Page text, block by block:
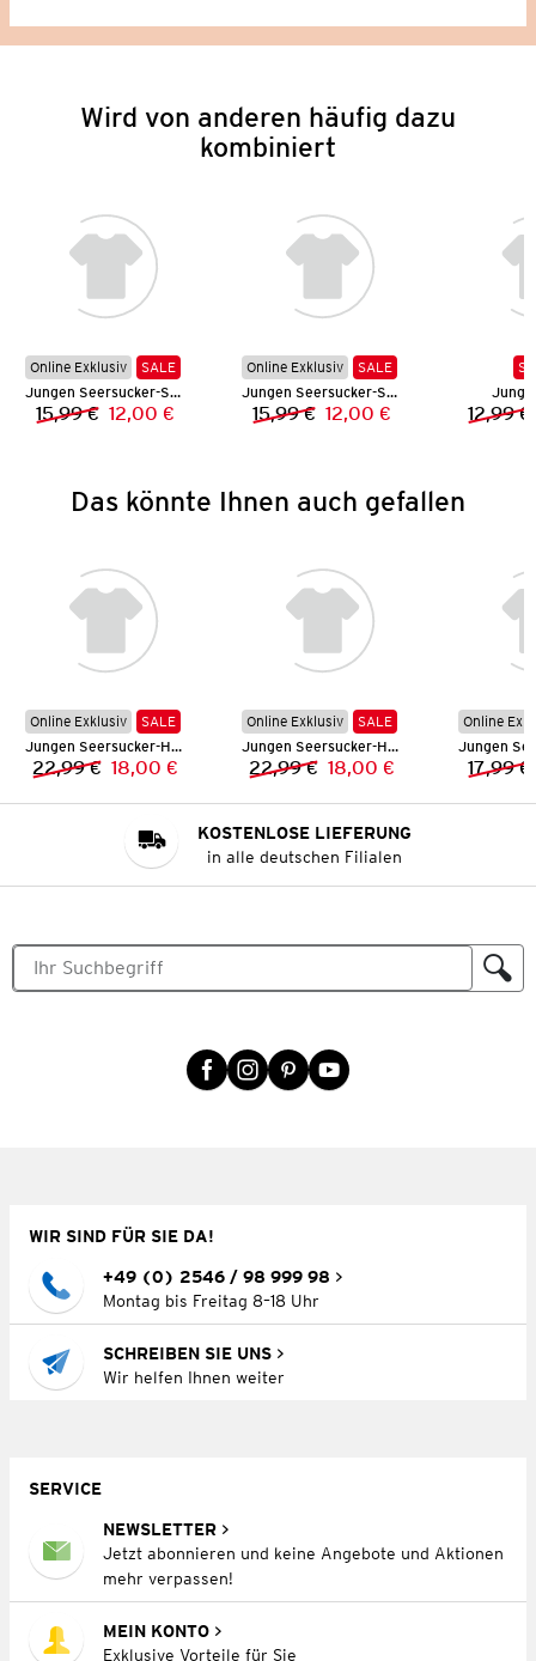
Wird von anderen häufig dazu
kombiniert
Online Exklusiv
SALE
Jungen Seersucker-Shorts
Vorheriger Preis:
15,99 € Neuer Preis:
12,00 €
Online Exklusiv
SALE
Jungen Seersucker-Shorts
Vorheriger Preis:
15,99 € Neuer Preis:
12,00 € 12,99 €
Das könnte Ihnen auch gefallen
Online Exklusiv
SALE
Jungen Seersucker-Hemd
Vorheriger Preis:
22,99 € Neuer Preis:
18,00 €
Online Exklusiv
SALE
Jungen Seersucker-Hemd
Vorheriger Preis:
22,99 € Neuer Preis:
18,00 €
Online
17,99 €
KOSTENLOSE LIEFERUNG
in alle deutschen Filialen
WIR SIND FÜR SIE DA!
+49 (0) 2546 / 98 999 98
Montag bis Freitag 8–18 Uhr
SCHREIBEN SIE UNS
Wir helfen Ihnen weiter
SERVICE
NEWSLETTER
Jetzt abonnieren und keine Angebote und Aktionen
mehr verpassen!
MEIN KONTO
Exklusive Vorteile für Sie